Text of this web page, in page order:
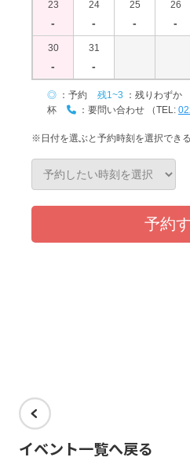
イベント一覧へ戻る